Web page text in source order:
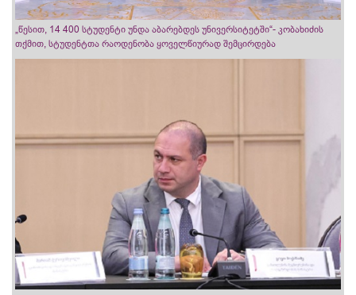
„წესით, 14 400 სტუდენტი უნდა აბარებდეს უნივერსიტეტში“- კობახიძის
თქმით, სტუდენტთა რაოდენობა ყოველწიურად შემცირდება